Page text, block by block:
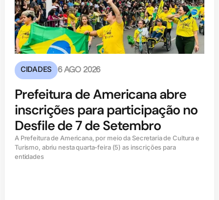
CIDADES 6 AGO 2026
Prefeitura de Americana abre
inscrições para participação no
Desfile de 7 de Setembro
A Prefeitura de Americana, por meio da Secretaria de Cultura e
Turismo, abriu nesta quarta-feira (5) as inscrições para
entidades